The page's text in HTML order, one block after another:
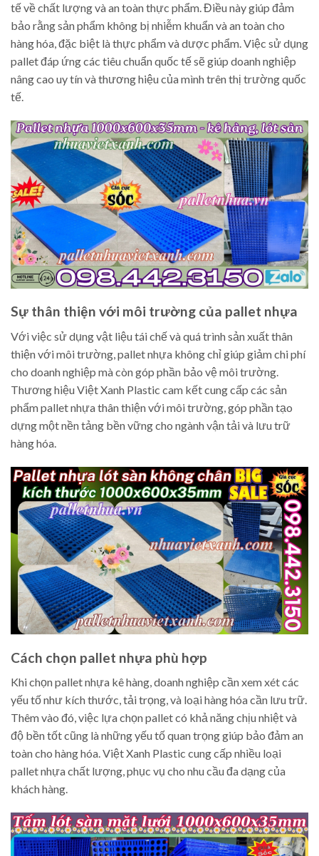
tế về chất lượng và an toàn thực phẩm. Điều này giúp đảm
bảo rằng sản phẩm không bị nhiễm khuẩn và an toàn cho
hàng hóa, đặc biệt là thực phẩm và dược phẩm. Việc sử dụng
pallet đáp ứng các tiêu chuẩn quốc tế sẽ giúp doanh nghiệp
nâng cao uy tín và thương hiệu của mình trên thị trường quốc
tế.
Sự thân thiện với môi trường của pallet nhựa
Với việc sử dụng vật liệu tái chế và quá trình sản xuất thân
thiện với môi trường, pallet nhựa không chỉ giúp giảm chi phí
cho doanh nghiệp mà còn góp phần bảo vệ môi trường.
Thương hiệu Việt Xanh Plastic cam kết cung cấp các sản
phẩm pallet nhựa thân thiện với môi trường, góp phần tạo
dựng một nền tảng bền vững cho ngành vận tải và lưu trữ
hàng hóa.
Cách chọn pallet nhựa phù hợp
Khi chọn pallet nhựa kê hàng, doanh nghiệp cần xem xét các
yếu tố như kích thước, tải trọng, và loại hàng hóa cần lưu trữ.
Thêm vào đó, việc lựa chọn pallet có khả năng chịu nhiệt và
độ bền tốt cũng là những yếu tố quan trọng giúp bảo đảm an
toàn cho hàng hóa. Việt Xanh Plastic cung cấp nhiều loại
pallet nhựa chất lượng, phục vụ cho nhu cầu đa dạng của
khách hàng.